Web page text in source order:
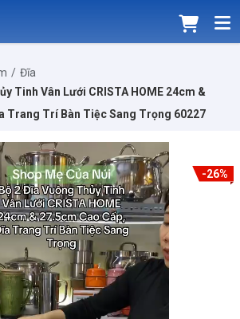
Đĩa
Tinh Vân Lưới CRISTA HOME 24cm &
Trang Trí Bàn Tiệc Sang Trọng 60227
-26%